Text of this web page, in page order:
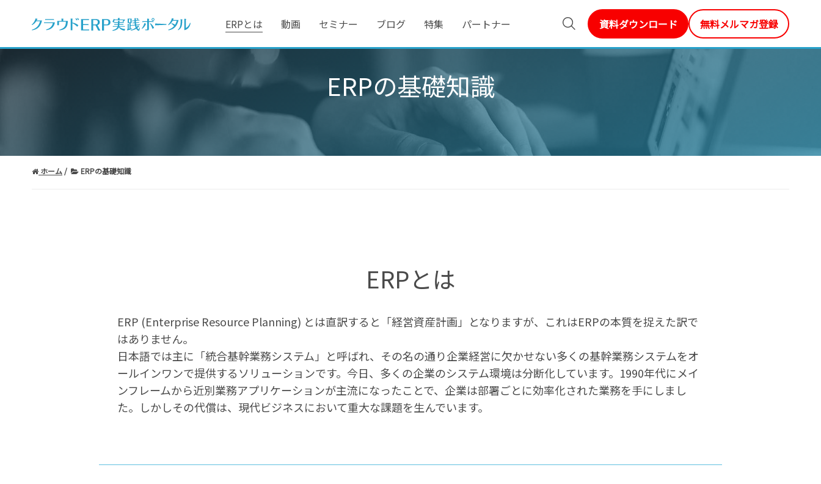
ERPとは 動画 セミナー ブログ 特集 パートナー 資料ダウンロード 無料メルマガ登録
ERPの基礎知識
ホーム ERPの基礎知識
ERPとは
ERP (Enterprise Resource Planning) とは直訳すると「経営資産計画」となりますが、これはERPの本質を捉えた訳で
はありません。
日本語では主に「統合基幹業務システム」と呼ばれ、その名の通り企業経営に欠かせない多くの基幹業務システムをオ
ールインワンで提供するソリューションです。 今日、多くの企業のシステム環境は分断化しています。1990年代にメイ
ンフレームから近別業務アプリケーションが主流になったことで、企業は部署ごとに効率化された業務を手にしまし
た。しかしその代償は、現代ビジネスにおいて重大な課題を生んでいます。